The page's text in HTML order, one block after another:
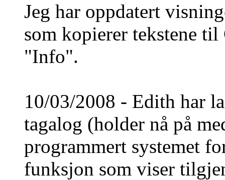
Jeg har oppdatert
som kopierer tekstene
"Info".
10/03/2008 - Edith har
tagalog (holder nå på
programmert systemet
funksjon som viser